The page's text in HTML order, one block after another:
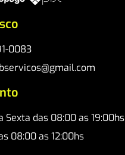
0083
Sexta das 08:00 as 19:00hs
08:00 as 12:00hs